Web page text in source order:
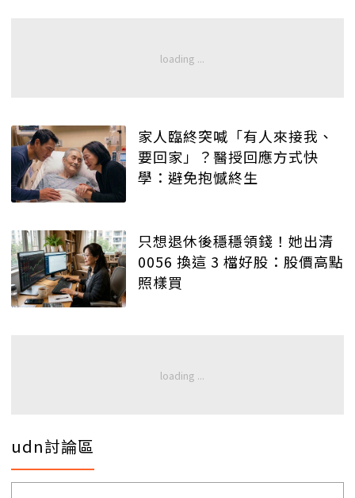
家人臨終突喊「有人來接我、
要回家」？醫授回應方式快
學：避免抱憾終生
只想退休後穩穩領錢！她出清
0056 換這 3 檔好股：股價高點
照樣買
udn討論區